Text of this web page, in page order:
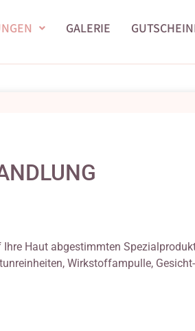
GALERIE
Haut abgestimmten
Wirkstoffampulle,